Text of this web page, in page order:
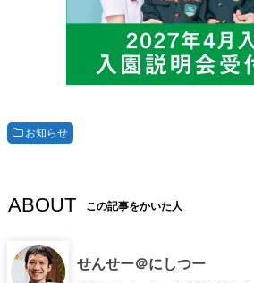
お知らせ
ABOUT この記事をかいた人
せんせー＠にしつー